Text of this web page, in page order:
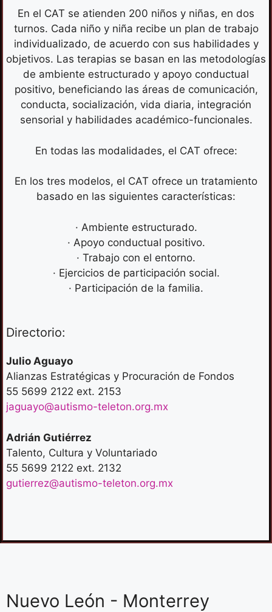
En el CAT se atienden 200 niños y niñas, en dos
turnos. Cada niño y niña recibe un plan de trabajo
individualizado, de acuerdo con sus habilidades y
objetivos. Las terapias se basan en las metodologías
de ambiente estructurado y apoyo conductual
positivo, beneficiando las áreas de comunicación,
conducta, socialización, vida diaria, integración
sensorial y habilidades académico-funcionales.
En todas las modalidades, el CAT ofrece:
En los tres modelos, el CAT ofrece un tratamiento
basado en las siguientes características:
· Ambiente estructurado.
· Apoyo conductual positivo.
· Trabajo con el entorno.
· Ejercicios de participación social.
· Participación de la familia.
Directorio:
Julio Aguayo
Alianzas Estratégicas y Procuración de Fondos
55 5699 2122 ext. 2153
jaguayo@autismo-teleton.org.mx
Adrián Gutiérrez
Talento, Cultura y Voluntariado
55 5699 2122 ext. 2132
gutierrez@autismo-teleton.org.mx
Nuevo León - Monterrey